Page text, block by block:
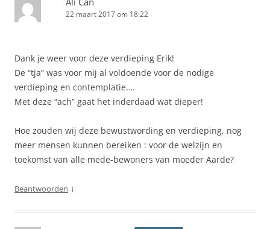
22 maart 2017 om 18:22
Dank je weer voor deze verdieping Erik!
De “tja” was voor mij al voldoende voor de nodige
verdieping en contemplatie….
Met deze “ach” gaat het inderdaad wat dieper!
Hoe zouden wij deze bewustwording en verdieping, nog
meer mensen kunnen bereiken : voor de welzijn en
toekomst van alle mede-bewoners van moeder Aarde?
Beantwoorden ↓